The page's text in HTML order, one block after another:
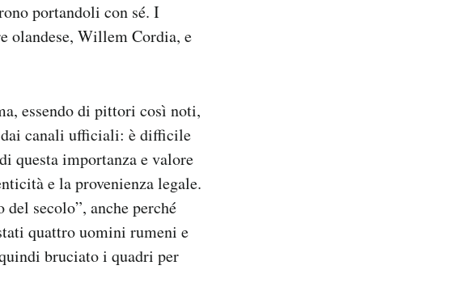
portandoli con sé. I
olandese, Willem Cordia, e
essendo di pittori così noti,
dai canali ufficiali: è difficile
questa importanza e valore
e la provenienza legale.
secolo”, anche perché
quattro uomini rumeni e
bruciato i quadri per